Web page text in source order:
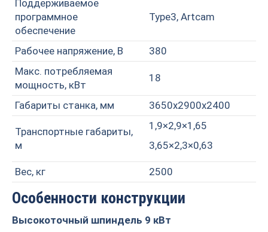
Поддерживаемое
программное
обеспечение
Type3, Artcam
Рабочее напряжение, В
380
Макс. потребляемая
мощность, кВт
18
Габариты станка, мм 3650х2900х2400
Транспортные габариты,
м
1,9×2,9×1,65
3,65×2,3×0,63
Вес, кг 2500
Особенности конструкции
Высокоточный шпиндель 9 кВт